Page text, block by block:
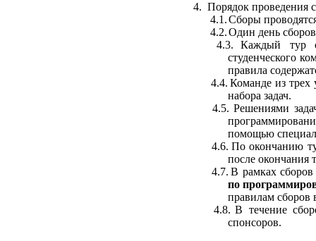
4. Порядок проведения
4.1.Сборы
4.2.Один день
4.3.
Каждый тур
студенческого
правила
4.4. Команде из трех
набора задач.
4.5. Решениями
помощью
4.6. По окончанию
после окончания
4.7. В рамках
по
правилам сборов
4.8. В течение
спонсоров.